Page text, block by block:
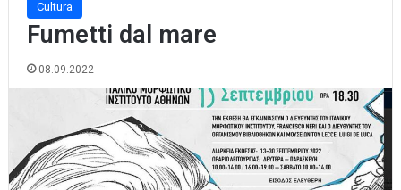
Cultura
Fumetti dal mare
08.09.2022